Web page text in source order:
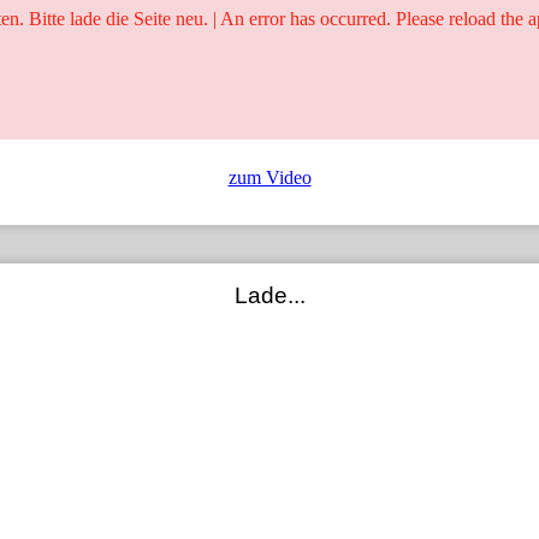
zum Video
Lade...
Bitte lade die Seite neu. | An error has occurred. Please reload the